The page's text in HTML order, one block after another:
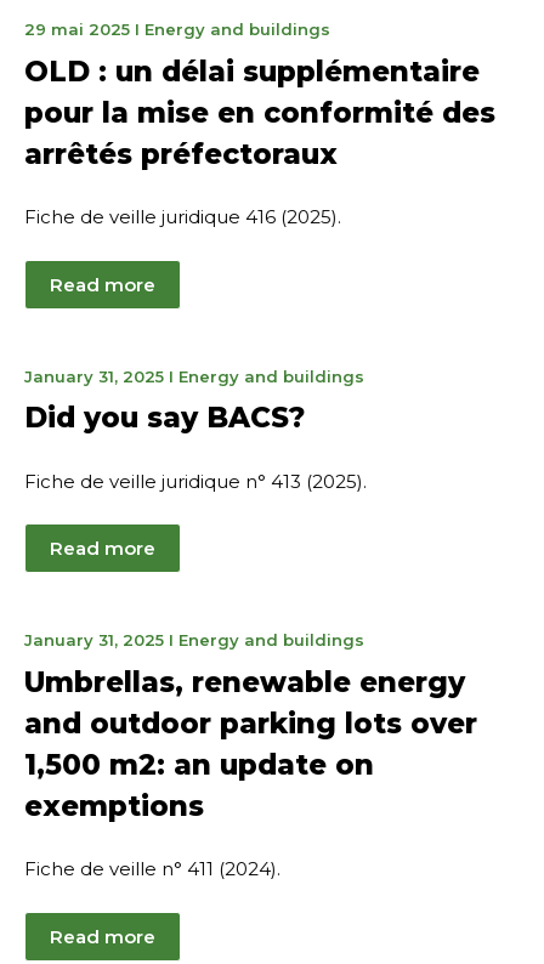
29 mai 2025June
2025
I Energy and buildings
OLD : un délai supplémentaire
pour la mise en conformité des
arrêtés préfectoraux
Fiche de veille juridique 416 (2025).
Read more
January 31, 2025May
2025
I Energy and buildings
Did you say BACS?
Fiche de veille juridique n° 413 (2025).
Read more
January 31, 2025May
2025
I Energy and buildings
Umbrellas, renewable energy
and outdoor parking lots over
1,500 m2: an update on
exemptions
Fiche de veille n° 411 (2024).
Read more